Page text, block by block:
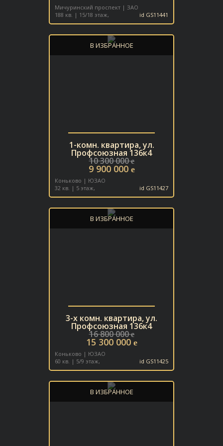
Мичуринский проспект | ЗАО
188 кв. | 15/18 этаж,
id GS11441
1-комн. квартира, ул.
Профсоюзная 136к4
10 300 000e
9 900 000 e
Коньково | ЮЗАО
32 кв. | 5 этаж,
id GS11427
В ИЗБРАННОЕ
3-х комн. квартира, ул.
Профсоюзная 136к4
16 800 000e
15 300 000 e
Коньково | ЮЗАО
60 кв. | 5/9 этаж,
id GS11425
В ИЗБРАННОЕ
В ИЗБРАННОЕ